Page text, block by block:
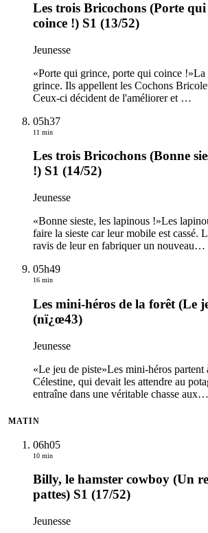
Les trois Bricochons (Porte
coince !) S1 (13/52)
Jeunesse
«Porte qui grince, porte qui coince !»La
grince. Ils appellent les Cochons
Ceux-ci décident de l'améliorer et …
05h37
11 min
Les trois Bricochons (Bonne
!) S1 (14/52)
Jeunesse
«Bonne sieste, les lapinous !»Les
faire la sieste car leur mobile est cassé.
ravis de leur en fabriquer un nouveau…
05h49
16 min
Les mini-héros de la forêt (Le
(nï¿œ43)
Jeunesse
«Le jeu de piste»Les mini-héros partent
Célestine, qui devait les attendre au
entraîne dans une véritable chasse aux…
MATIN
06h05
10 min
Billy, le hamster cowboy (Un
pattes) S1 (17/52)
Jeunesse